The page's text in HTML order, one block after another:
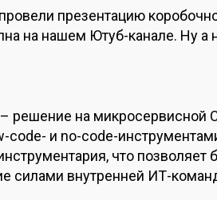
презентацию
на нашем Ютуб-канале. Ну
решение на микросервисной
code- и no-code-
что
силами внутренней ИТ-